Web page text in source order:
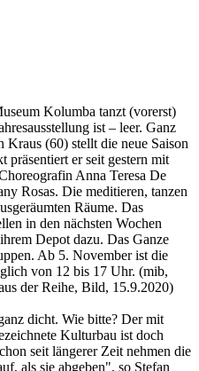
Kolumba tanzt (vorerst)
ist – leer. Ganz
(60) stellt die neue Saison
präsentiert er seit gestern mit
Anna Teresa De
Rosas. Die meditieren, tanzen
Räume. Das
in den nächsten Wochen
Depot dazu. Das Ganze
Ab 5. November ist die
von 12 bis 17 Uhr. (mib,
der Reihe, Bild, 15.9.2020)
dicht. Wie bitte? Der mit
Kulturbau ist doch
seit längerer Zeit nehmen die
als sie abgeben", so Stefan